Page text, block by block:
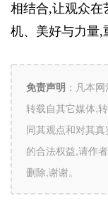
相结合,让观众在
机、美好与力量,
免责声明 ： 凡本
转载自其它媒体,
同其观点和对其
的合法权益,请作
删除,谢谢。